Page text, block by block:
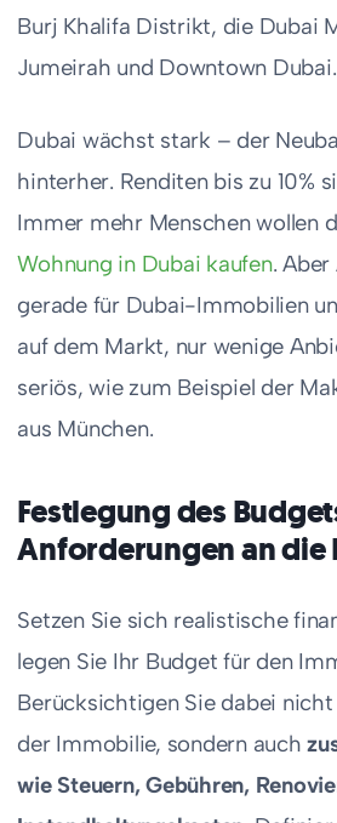
Burj Khalifa Distrikt, die Dubai
Jumeirah und Downtown Dubai.
Dubai wächst stark – der
hinterher. Renditen bis zu 10%
Immer mehr Menschen wollen
Wohnung in Dubai kaufen.
gerade für Dubai-Immobilien
auf dem Markt, nur wenige
seriös, wie zum Beispiel der
aus München.
Festlegung des
Anforderungen an
Setzen Sie sich realistische
legen Sie Ihr Budget für den
Berücksichtigen Sie dabei
der Immobilie, sondern auch
wie Steuern, Gebühren,